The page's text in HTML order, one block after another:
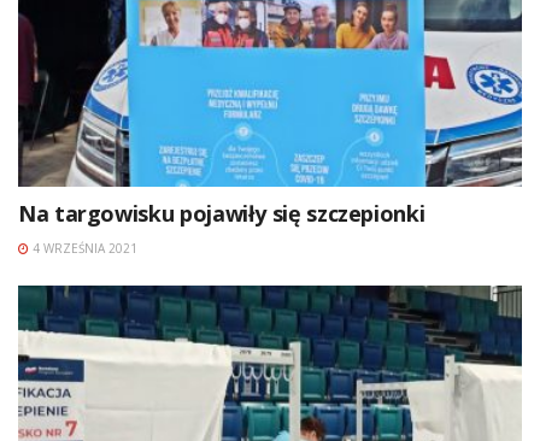
Na targowisku pojawiły się szczepionki
4 WRZEŚNIA 2021